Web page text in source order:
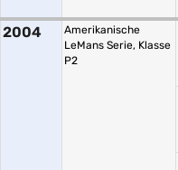
2004
Amerikanische
LeMans Serie, Klasse
P2